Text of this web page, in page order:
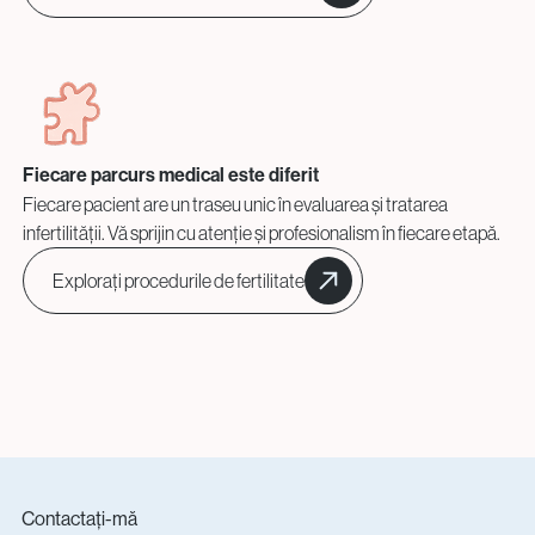
Fiecare parcurs medical este diferit
Fiecare pacient are un traseu unic în evaluarea și tratarea
infertilității. Vă sprijin cu atenție și profesionalism în fiecare etapă.
Explorați procedurile de fertilitate
Contactați-mă